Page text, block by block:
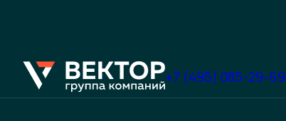
+7 (495) 085-29-69